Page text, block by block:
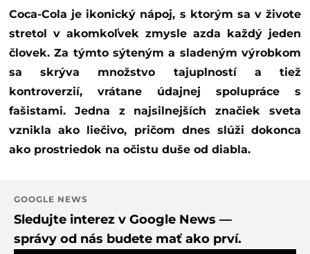
Coca-Cola je ikonický nápoj, s ktorým sa v živote
stretol v akomkoľvek zmysle azda každý jeden
človek. Za týmto sýteným a sladeným výrobkom
sa skrýva množstvo tajuplností a tiež
kontroverzií, vrátane údajnej spolupráce s
fašistami. Jedna z najsilnejších značiek sveta
vznikla ako liečivo, pričom dnes slúži dokonca
ako prostriedok na očistu duše od diabla.
GOOGLE NEWS
Sledujte interez v Google News —
správy od nás budete mať ako prví.